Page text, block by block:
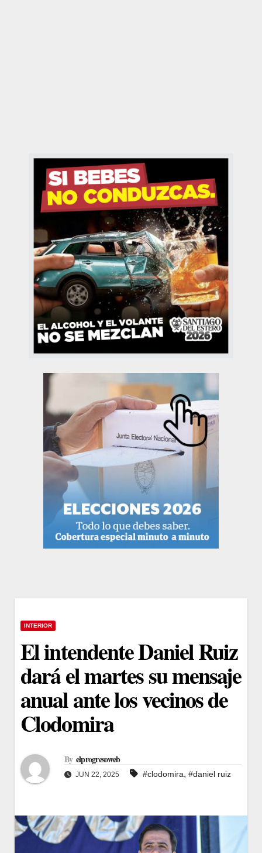
INTERIOR
El intendente Daniel Ruiz
dará el martes su mensaje
anual ante los vecinos de
Clodomira
By elprogresoweb
JUN 22, 2025 #clodomira, #daniel ruiz